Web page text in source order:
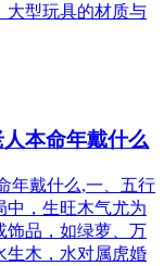
大型玩具的材质与
本命年戴什么
年戴什么,一、五行
中，生旺木气尤为
饰品，如绿萝、万
生木，水对属虎婚